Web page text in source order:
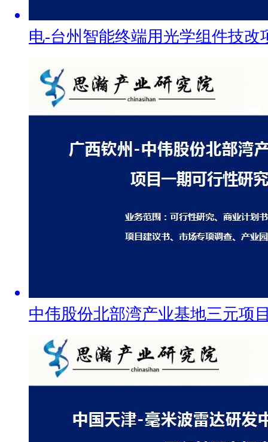
电-台州智能终端用光学组件技改
中伟股份北部湾产业基地三元项